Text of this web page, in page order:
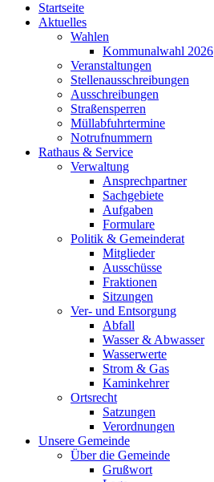
Startseite
Aktuelles
Wahlen
Kommunalwahl 2026
Veranstaltungen
Stellenausschreibungen
Ausschreibungen
Straßensperren
Müllabfuhrtermine
Notrufnummern
Rathaus & Service
Verwaltung
Ansprechpartner
Sachgebiete
Aufgaben
Formulare
Politik & Gemeinderat
Mitglieder
Ausschüsse
Fraktionen
Sitzungen
Ver- und Entsorgung
Abfall
Wasser & Abwasser
Wasserwerte
Strom & Gas
Kaminkehrer
Ortsrecht
Satzungen
Verordnungen
Unsere Gemeinde
Über die Gemeinde
Grußwort